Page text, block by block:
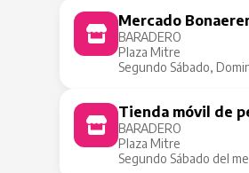
Mercado
BARADERO
Plaza Mitre
Segundo Sábado,
Tienda móvil de
BARADERO
Plaza Mitre
Segundo Sábado del